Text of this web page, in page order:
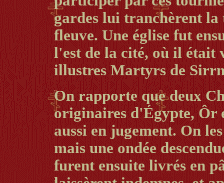
gardes lui tranchèrent la
fleuve. Une église fut
l'est de la cité, où il était
illustres Martyrs de
On rapporte que deux
originaires d'Égypte, Ôr
aussi en jugement. On
mais une ondée
furent ensuite livrés en